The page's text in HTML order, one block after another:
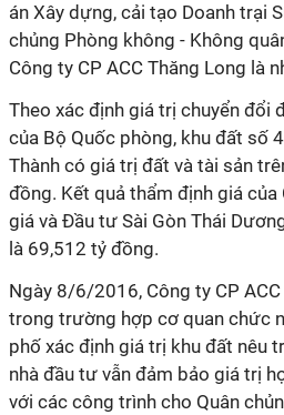
án Xây dựng, cải tạo Doanh trại
chủng Phòng không - Không
Công ty CP ACC Thăng Long là
Theo xác định giá trị chuyển đổi
của Bộ Quốc phòng, khu đất số
Thành có giá trị đất và tài sản
đồng. Kết quả thẩm định giá của
giá và Đầu tư Sài Gòn Thái
là 69,512 tỷ đồng.
Ngày 8/6/2016, Công ty CP
trong trường hợp cơ quan chức
phố xác định giá trị khu đất nêu
nhà đầu tư vẫn đảm bảo giá trị
với các công trình cho Quân